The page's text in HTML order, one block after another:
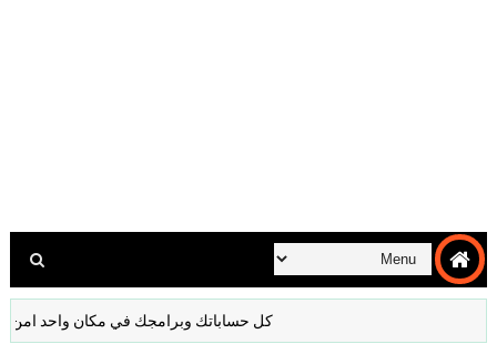
كل حساباتك وبرامجك في مكان واحد امن مشفر